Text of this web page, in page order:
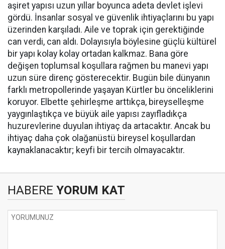
aşiret yapısı uzun yıllar boyunca adeta devlet işlevi
gördü. İnsanlar sosyal ve güvenlik ihtiyaçlarını bu yapı
üzerinden karşıladı. Aile ve toprak için gerektiğinde
can verdi, can aldı. Dolayısıyla böylesine güçlü kültürel
bir yapı kolay kolay ortadan kalkmaz. Bana göre
değişen toplumsal koşullara rağmen bu manevi yapı
uzun süre direnç gösterecektir. Bugün bile dünyanın
farklı metropollerinde yaşayan Kürtler bu önceliklerini
koruyor. Elbette şehirleşme arttıkça, bireyselleşme
yaygınlaştıkça ve büyük aile yapısı zayıfladıkça
huzurevlerine duyulan ihtiyaç da artacaktır. Ancak bu
ihtiyaç daha çok olağanüstü bireysel koşullardan
kaynaklanacaktır; keyfi bir tercih olmayacaktır.
HABERE YORUM KAT